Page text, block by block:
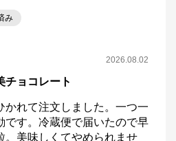
み
2026.08.02
チョコレート
かれて注文しました。一つ一
です。冷蔵便で届いたので早
。美味しくてやめられませ